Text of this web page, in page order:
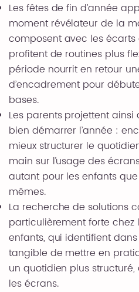
Les fêtes de fin d’année
moment révélateur de la
composent avec les écarts
profitent de routines plus
période nourrit en retour
d’encadrement pour
bases.
Les parents projettent
bien démarrer l’année :
mieux structurer le
main sur l’usage des
autant pour les enfants
mêmes.
La recherche de solutions
particulièrement forte chez
enfants, qui identifient
tangible de mettre en
un quotidien plus
les écrans.